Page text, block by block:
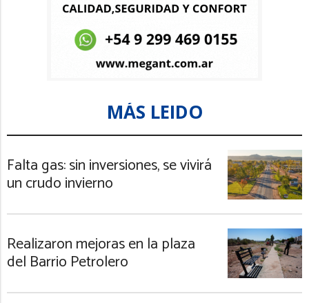
MÁS LEIDO
Falta gas: sin inversiones, se vivirá
un crudo invierno
Realizaron mejoras en la plaza
del Barrio Petrolero